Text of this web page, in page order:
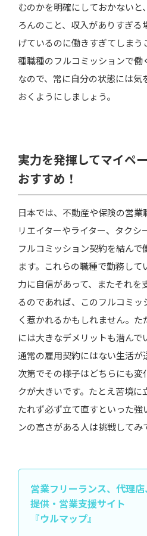
むのかを明確にしておかないと
ろんのこと、収入がありすぎ
げているのに働きすぎてしま
種職種のフルコミッションで働
なので、常に自分の状態には
おくようにしましょう。
実力を発揮してマイペ
おすすめ！
日本では、不動産や保険の営
リエイターやライター、タク
フルコミッション契約を結んで
ます。これらの職種で勤務し
力に自信があって、またそれを
るのであれば、このフルコミ
く惹かれるかもしれません。
には大きなデメリットも潜んで
通常の雇用契約にはない生活
次第でその様子はどちらにも
クが大きいです。たとえ苦境に
たれず必ず立て直すといった強
ンの高さがある人は挑戦してみ
営業フリーランス、代理
提供・営業支援サイト
『ウルマップ』